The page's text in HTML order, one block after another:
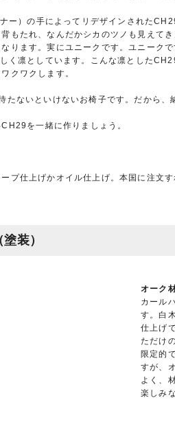
ー）の手によってリデザインされた
もたれ、なんだかシカのツノも見えて
ります。実にユニークです。ユニーク
く凛としています。こんな凛とした
クワクします。
たないといけないお椅子です。だから、
を一緒に作りましょう。
プ仕上げかオイル仕上げ。本国に注文
装）
オーク
カール
す。白
仕上げ
ただけ
限定的
すが、
よく、
楽しみ